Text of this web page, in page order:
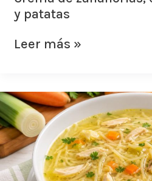
y patatas
Leer más »
Sopa
de
pollo
con
fideos